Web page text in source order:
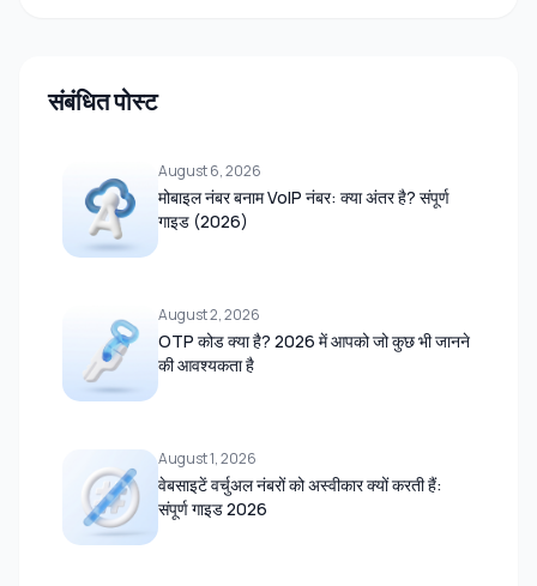
संबंधित पोस्ट
August 6, 2026
मोबाइल नंबर बनाम VoIP नंबर: क्या अंतर है? संपूर्ण
गाइड (2026)
August 2, 2026
OTP कोड क्या है? 2026 में आपको जो कुछ भी जानने
की आवश्यकता है
August 1, 2026
वेबसाइटें वर्चुअल नंबरों को अस्वीकार क्यों करती हैं:
संपूर्ण गाइड 2026